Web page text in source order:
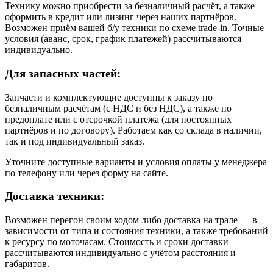
Технику можно приобрести за безналичный расчёт, а также
оформить в кредит или лизинг через наших партнёров.
Возможен приём вашей б/у техники по схеме trade-in. Точные
условия (аванс, срок, график платежей) рассчитываются
индивидуально.
Для запасных частей:
Запчасти и комплектующие доступны к заказу по
безналичным расчётам (с НДС и без НДС), а также по
предоплате или с отсрочкой платежа (для постоянных
партнёров и по договору). Работаем как со склада в наличии,
так и под индивидуальный заказ.
Уточните доступные варианты и условия оплаты у менеджера
по телефону или через форму на сайте.
Доставка техники:
Возможен перегон своим ходом либо доставка на трале — в
зависимости от типа и состояния техники, а также требований
к ресурсу по моточасам. Стоимость и сроки доставки
рассчитываются индивидуально с учётом расстояния и
габаритов.